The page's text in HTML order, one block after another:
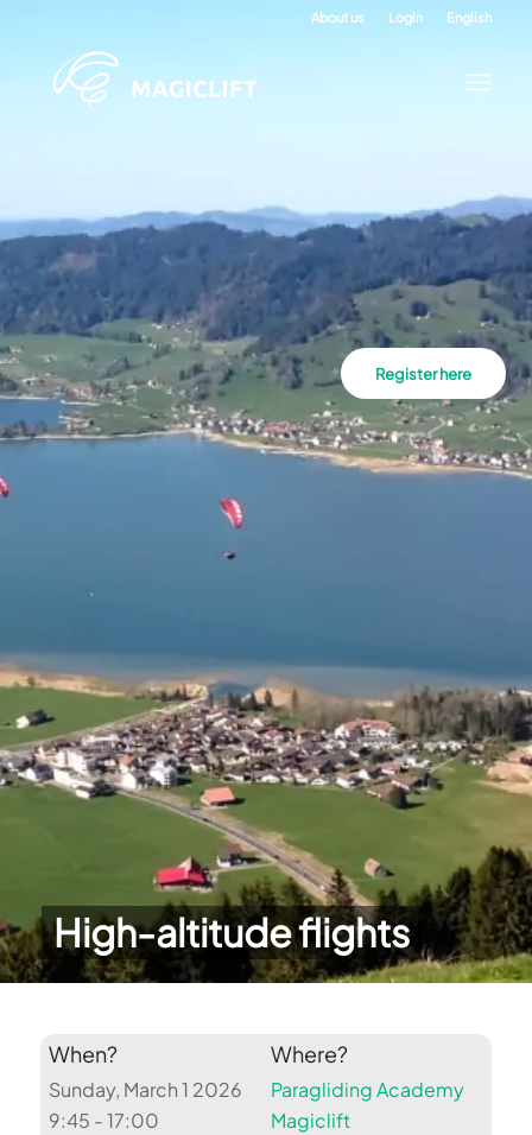
About us Login English
High-altitude flights
Register here
When?
Sunday, March 1 2026
9:45 - 17:00
Where?
Paragliding Academy
Magiclift